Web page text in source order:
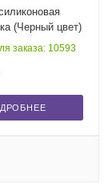
(Черный цвет)
заказа: 10593